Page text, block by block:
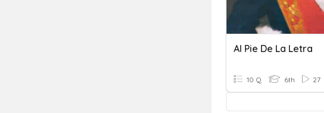
Al Pie De La Letra
10 Q 6th 27